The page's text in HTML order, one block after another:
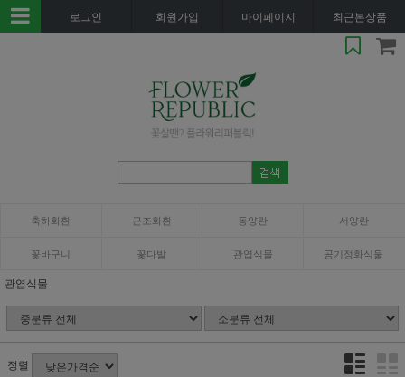
로그인 회원가입 마이페이지 최근본상품
축하화환 근조화환 동양란 서양란
꽃바구니 꽃다발 관엽식물 공기정화식물
관엽식물
정렬